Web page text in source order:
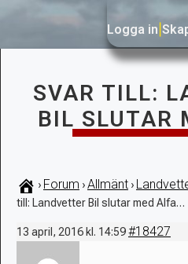
Logga in
SVAR TILL:
BIL SLUTAR
› Forum ›Allmänt ›
till: Landvetter Bil slutar med Alfa…
13 april, 2016 kl. 14:59#18427